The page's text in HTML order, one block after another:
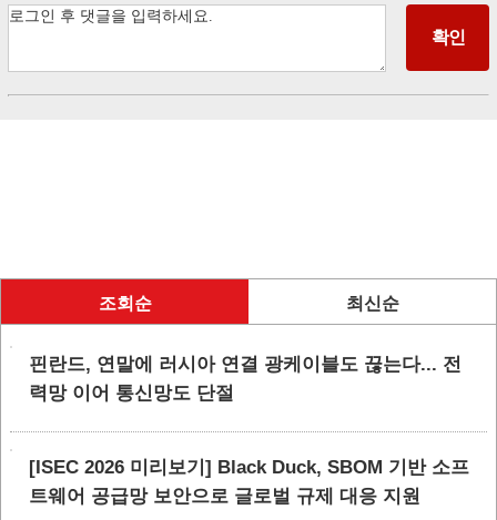
조회순 최신순
핀란드, 연말에 러시아 연결 광케이블도 끊는다... 전
력망 이어 통신망도 단절
[ISEC 2026 미리보기] Black Duck, SBOM 기반 소프
트웨어 공급망 보안으로 글로벌 규제 대응 지원